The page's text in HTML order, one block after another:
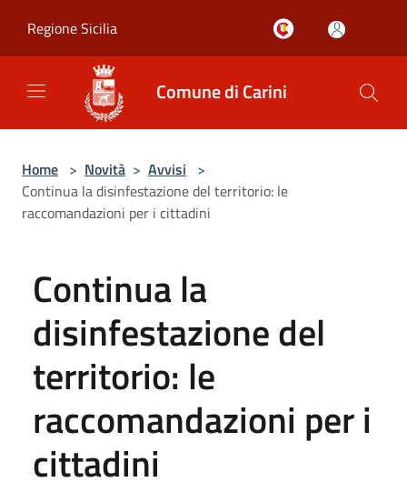
Regione Sicilia
Comune di Carini
Home > Novità > Avvisi >
Continua la disinfestazione del territorio: le
raccomandazioni per i cittadini
Continua la
disinfestazione del
territorio: le
raccomandazioni per i
cittadini